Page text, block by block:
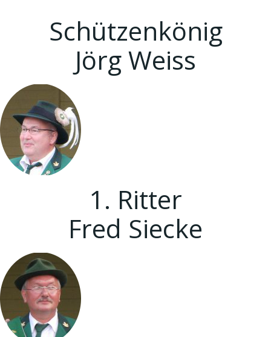
Schützenkönig
Jörg Weiss
1. Ritter
Fred Siecke